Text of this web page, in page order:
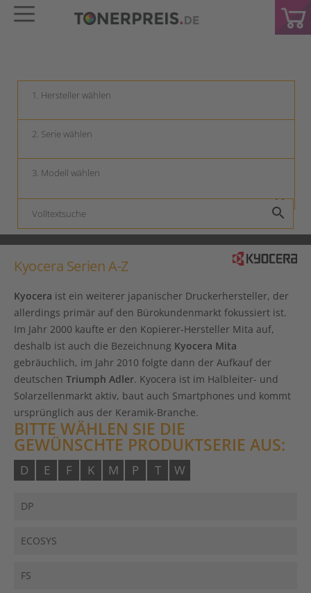
keyboard_arrow_down
keyboard_arrow_down
keyboard_arrow_down
search
Kyocera Serien A-Z
Kyocera ist ein weiterer japanischer Druckerhersteller, der
allerdings primär auf den Bürokundenmarkt fokussiert ist.
Im Jahr 2000 kaufte er den Kopierer-Hersteller Mita auf,
deshalb ist auch die Bezeichnung Kyocera Mita
gebräuchlich, im Jahr 2010 folgte dann der Aufkauf der
deutschen Triumph Adler. Kyocera ist im Halbleiter- und
Solarzellenmarkt aktiv, baut auch Smartphones und kommt
ursprünglich aus der Keramik-Branche.
BITTE WÄHLEN SIE DIE
GEWÜNSCHTE PRODUKTSERIE AUS:
D E F K M P T W
DP
ECOSYS
FS